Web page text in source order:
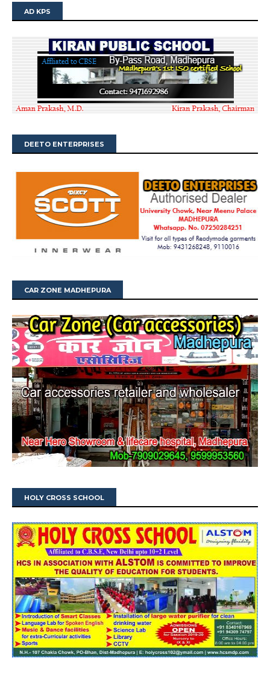
AD KPS
DEETO ENTERPRISES
CAR ZONE MADHEPURA
HOLY CROSS SCHOOL